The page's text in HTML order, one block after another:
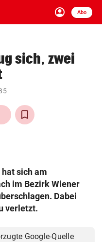
account_circle
Anmelden
Abo
close Schließen
arrow_right
sich, zwei
sich am
im Bezirk Wiener
Dabei
verletzt.
Google-Quelle